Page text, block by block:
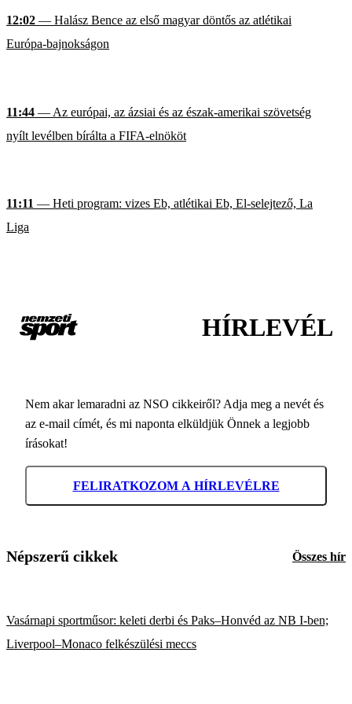
12:02 — Halász Bence az első magyar döntős az atlétikai
Európa-bajnokságon
11:44 — Az európai, az ázsiai és az észak-amerikai szövetség
nyílt levélben bírálta a FIFA-elnököt
11:11 — Heti program: vizes Eb, atlétikai Eb, El-selejtező, La
Liga
HÍRLEVÉL
Nem akar lemaradni az NSO cikkeiről? Adja meg a nevét és
az e-mail címét, és mi naponta elküldjük Önnek a legjobb
írásokat!
FELIRATKOZOM A HÍRLEVÉLRE
Népszerű cikkek Összes hír
Vasárnapi sportműsor: keleti derbi és Paks–Honvéd az NB I-ben;
Liverpool–Monaco felkészülési meccs